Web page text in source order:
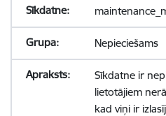
Nepieciešams
Sīkdatne ir
lietotājiem
kad viņi ir